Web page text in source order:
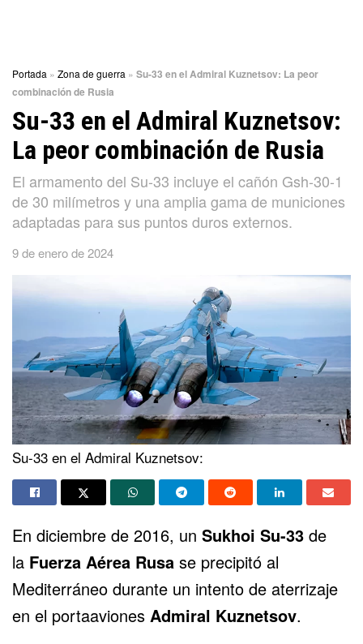
Portada » Zona de guerra » Su-33 en el Admiral Kuznetsov: La peor
combinación de Rusia
Su-33 en el Admiral Kuznetsov:
La peor combinación de Rusia
El armamento del Su-33 incluye el cañón Gsh-30-1
de 30 milímetros y una amplia gama de municiones
adaptadas para sus puntos duros externos.
9 de enero de 2024
Su-33 en el Admiral Kuznetsov:
En diciembre de 2016, un Sukhoi Su-33 de
la Fuerza Aérea Rusa se precipitó al
Mediterráneo durante un intento de aterrizaje
en el portaaviones Admiral Kuznetsov.